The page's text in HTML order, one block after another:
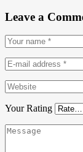
Leave a
Your Rating